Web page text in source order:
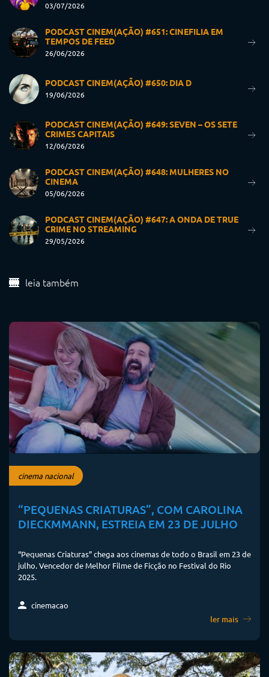
03/07/2026
PODCAST CINEM(AÇÃO) #651: CINEFILIA EM
TEMPOS DE FEED
26/06/2026
PODCAST CINEM(AÇÃO) #650: DIA D
19/06/2026
PODCAST CINEM(AÇÃO) #649: SEVEN – OS SETE
CRIMES CAPITAIS
12/06/2026
PODCAST CINEM(AÇÃO) #648: MULHERES NO
CINEMA
05/06/2026
PODCAST CINEM(AÇÃO) #647: A ONDA DE TRUE
CRIME NO STREAMING
29/05/2026
leia também
cinema nacional
“PEQUENAS CRIATURAS”, COM CAROLINA
DIECKMMANN, ESTREIA EM 23 DE JULHO
“Pequenas Criaturas” chega aos cinemas de todo o Brasil em 23 de
julho. Vencedor de Melhor Filme de Ficção no Festival do Rio
2025.
cinemacao
ler mais